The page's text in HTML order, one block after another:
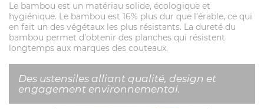
Le bambou est un matériau solide, écologique et
hygiénique. Le bambou est 16% plus dur que l’érable, ce qui
en fait un des végétaux les plus résistants. La dureté du
bambou permet d’obtenir des planches qui résistent
longtemps aux marques des couteaux.
Des ustensiles alliant qualité, design et
engagement environnemental.